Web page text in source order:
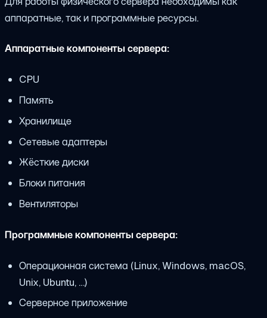
аппаратные, так и программные ресурсы.
Аппаратные компоненты сервера:
CPU
Память
Хранилище
Сетевые адаптеры
Жёсткие диски
Блоки питания
Вентиляторы
Программные компоненты сервера:
Операционная система (Linux, Windows, macOS,
Unix, Ubuntu, …)
Серверное приложение